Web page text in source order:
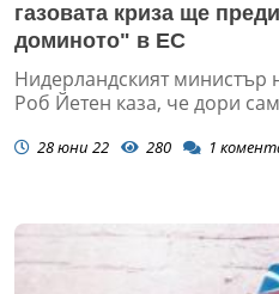
газовата криза ще
доминото" в ЕС
Нидерландският министър
Роб Йетен каза, че дори
28 юни 22 280 1